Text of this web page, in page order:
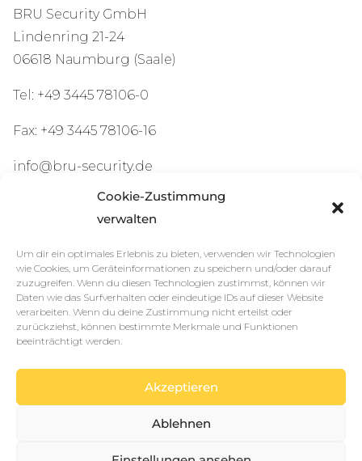
Cookie-Zustimmung
verwalten
Um dir ein optimales Erlebnis zu bieten, verwenden wir Technologien
wie Cookies, um Geräteinformationen zu speichern und/oder darauf
zuzugreifen. Wenn du diesen Technologien zustimmst, können wir
Daten wie das Surfverhalten oder eindeutige IDs auf dieser Website
verarbeiten. Wenn du deine Zustimmung nicht erteilst oder
zurückziehst, können bestimmte Merkmale und Funktionen
beeinträchtigt werden.
Akzeptieren
Ablehnen
BRU Security GmbH
Lindenring 21-24
06618 Naumburg (Saale)
Tel: +49 3445 78106-0
Fax: +49 3445 78106-16
info@bru-security.de
Zertifizierungen und
Mitgliedschaften
Sponsoring und Partner